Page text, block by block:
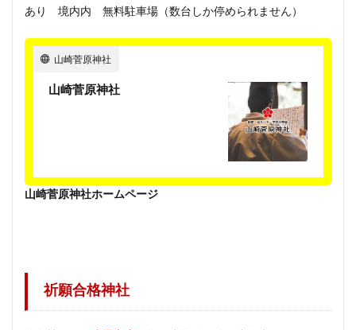
あり 境内内 無料駐車場（数台しか停められません）
山崎菅原神社
山崎菅原神社
山崎菅原神社ホームページ
祈願合格神社